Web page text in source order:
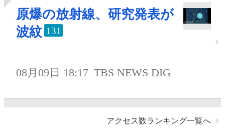
原爆の放射線、研究発表が
波紋 131
08月09日 18:17 TBS NEWS DIG
アクセス数ランキング一覧へ